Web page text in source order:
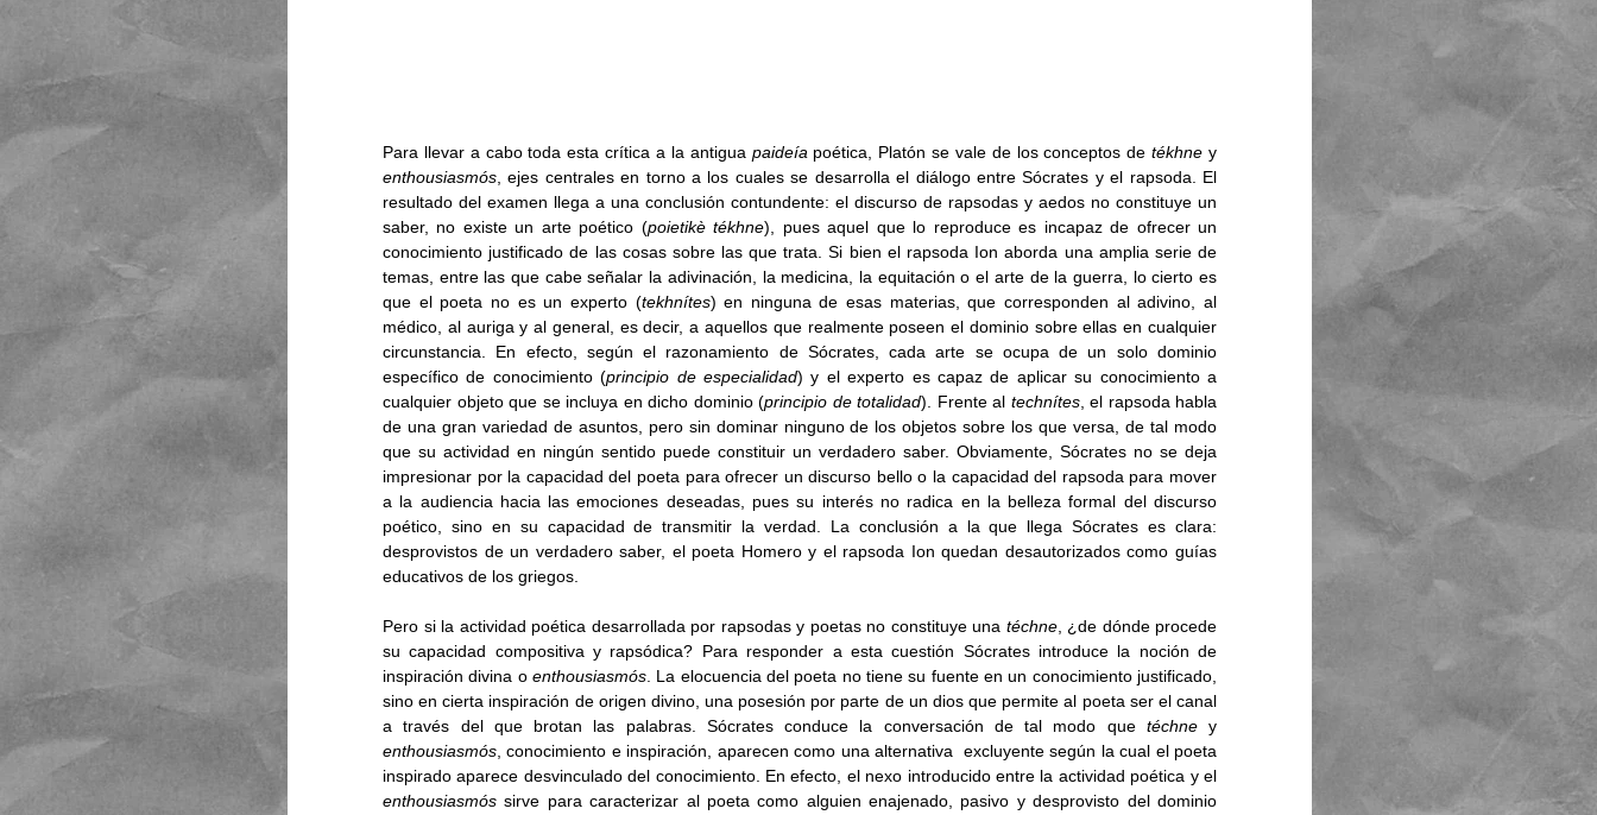
Para llevar a cabo toda esta crítica a la antigua paideía poética, Platón se vale de los conceptos de tékhne
enthousiasmós , ejes centrales en torno a los cuales se desarrolla el diálogo entre Sócrates y el rapsoda. El
resultado del examen llega a una conclusión contundente: el discurso de rapsodas y aedos no constituye un
saber, no existe un arte poético (poietikè tékhne), pues aquel que lo reproduce es incapaz de ofrecer un
conocimiento justificado de las cosas sobre las que trata. Si bien el rapsoda Ion aborda una amplia serie de
temas, entre las que cabe señalar la adivinación, la medicina, la equitación o el arte de la guerra, lo cierto es
que el poeta no es un experto (tekhnítes) en ninguna de esas materias, que corresponden al adivino, al
médico, al auriga y al general, es decir, a aquellos que realmente poseen el dominio sobre ellas en cualquier
circunstancia. En efecto, según el razonamiento de Sócrates, cada arte se ocupa de un solo dominio
específico de conocimiento (principio de especialidad) y el experto es capaz de aplicar su conocimiento a
cualquier objeto que se incluya en dicho dominio (principio de totalidad). Frente al technítes, el rapsoda habla
de una gran variedad de asuntos, pero sin dominar ninguno de los objetos sobre los que versa, de tal modo
que su actividad en ningún sentido puede constituir un verdadero saber. Obviamente, Sócrates no se deja
impresionar por la capacidad del poeta para ofrecer un discurso bello o la capacidad del rapsoda para mover
a la audiencia hacia las emociones deseadas, pues su interés no radica en la belleza formal del discurso
poético, sino en su capacidad de transmitir la verdad. La conclusión a la que llega Sócrates es clara:
desprovistos de un verdadero saber, el poeta Homero y el rapsoda Ion quedan desautorizados como guías
educativos de los griegos.
Pero si la actividad poética desarrollada por rapsodas y poetas no constituye una téchne, ¿de dónde procede
su capacidad compositiva y rapsódica? Para responder a esta cuestión Sócrates introduce la noción de
inspiración divina o enthousiasmós . La elocuencia del poeta no tiene su fuente en un conocimiento justificado,
sino en cierta inspiración de origen divino, una posesión por parte de un dios que permite al poeta ser el canal
a través del que brotan las palabras. Sócrates conduce la conversación de tal modo que téchne
enthousiasmós , conocimiento e inspiración, aparecen como una alternativa  excluyente según la cual el poeta
enthousiasmós sirve para caracterizar al poeta como alguien enajenado, pasivo y desprovisto del dominio